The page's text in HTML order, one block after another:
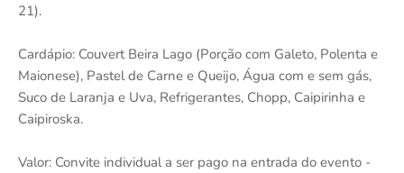
21).
Cardápio: Couvert Beira Lago (Porção com Galeto, Polenta e
Maionese), Pastel de Carne e Queijo, Água com e sem gás,
Suco de Laranja e Uva, Refrigerantes, Chopp, Caipirinha e
Caipiroska.
Valor: Convite individual a ser pago na entrada do evento -